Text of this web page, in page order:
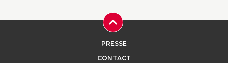
PRESSE
CONTACT